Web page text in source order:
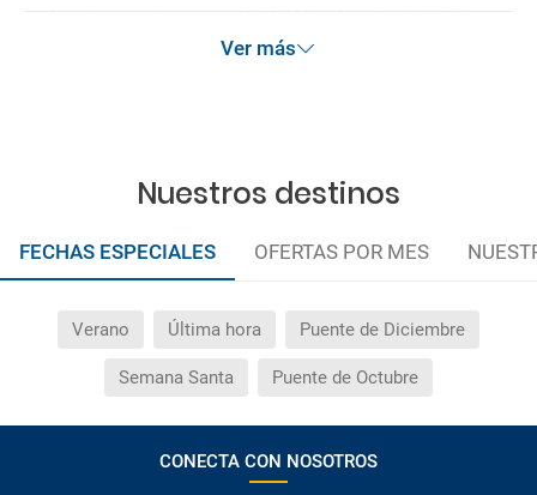
Ver más
Nuestros destinos
FECHAS ESPECIALES OFERTAS POR MES
Verano Última hora Puente de Diciembre
Semana Santa Puente de Octubre
CONECTA CON NOSOTROS